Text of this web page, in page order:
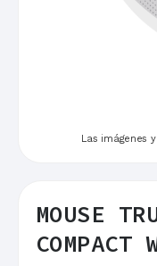
Las imágenes
MOUSE
COMPACT